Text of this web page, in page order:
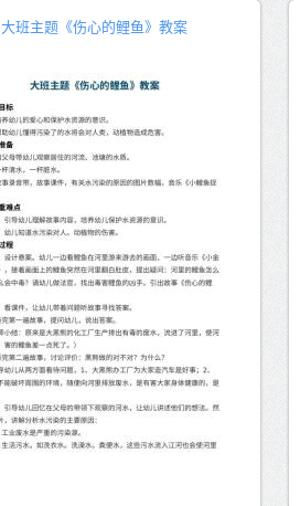
大班主题《伤心的鲤鱼》教案